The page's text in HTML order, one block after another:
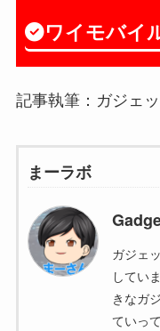
ワイモバイ
記事執筆：ガジェ
まーラボ
ガジェ
してい
きなガ
ていっ